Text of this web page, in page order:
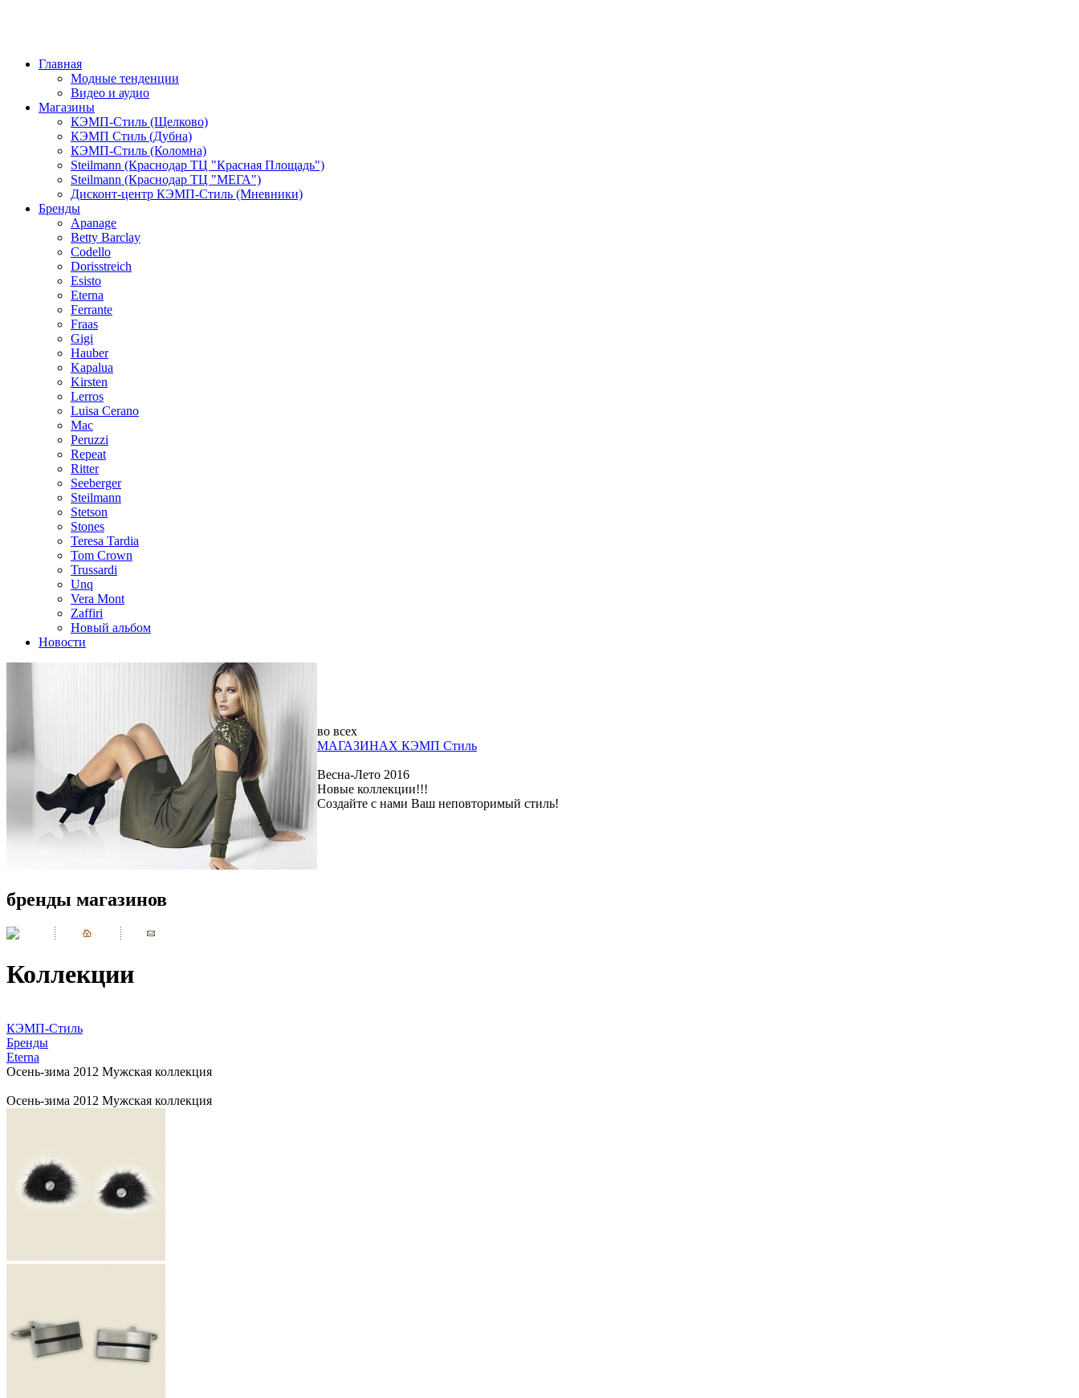
Главная
Модные тенденции
Видео и аудио
Магазины
КЭМП-Стиль (Щелково)
КЭМП Стиль (Дубна)
КЭМП-Стиль (Коломна)
Steilmann (Краснодар ТЦ "Красная Площадь")
Steilmann (Краснодар ТЦ "МЕГА")
Дисконт-центр КЭМП-Стиль (Мневники)
Бренды
Apanage
Betty Barclay
Codello
Dorisstreich
Esisto
Eterna
Ferrante
Fraas
Gigi
Hauber
Kapalua
Kirsten
Lerros
Luisa Cerano
Mac
Peruzzi
Repeat
Ritter
Seeberger
Steilmann
Stetson
Stones
Teresa Tardia
Tom Crown
Trussardi
Unq
Vera Mont
Zaffiri
Новый альбом
Новости
во всех
МАГАЗИНАХ КЭМП Стиль
Весна-Лето 2016
Новые коллекции!!!
Создайте с нами Ваш неповторимый стиль!
бренды магазинов
Коллекции
КЭМП-Стиль
Бренды
Eterna
Осень-зима 2012 Мужская коллекция
Осень-зима 2012 Мужская коллекция